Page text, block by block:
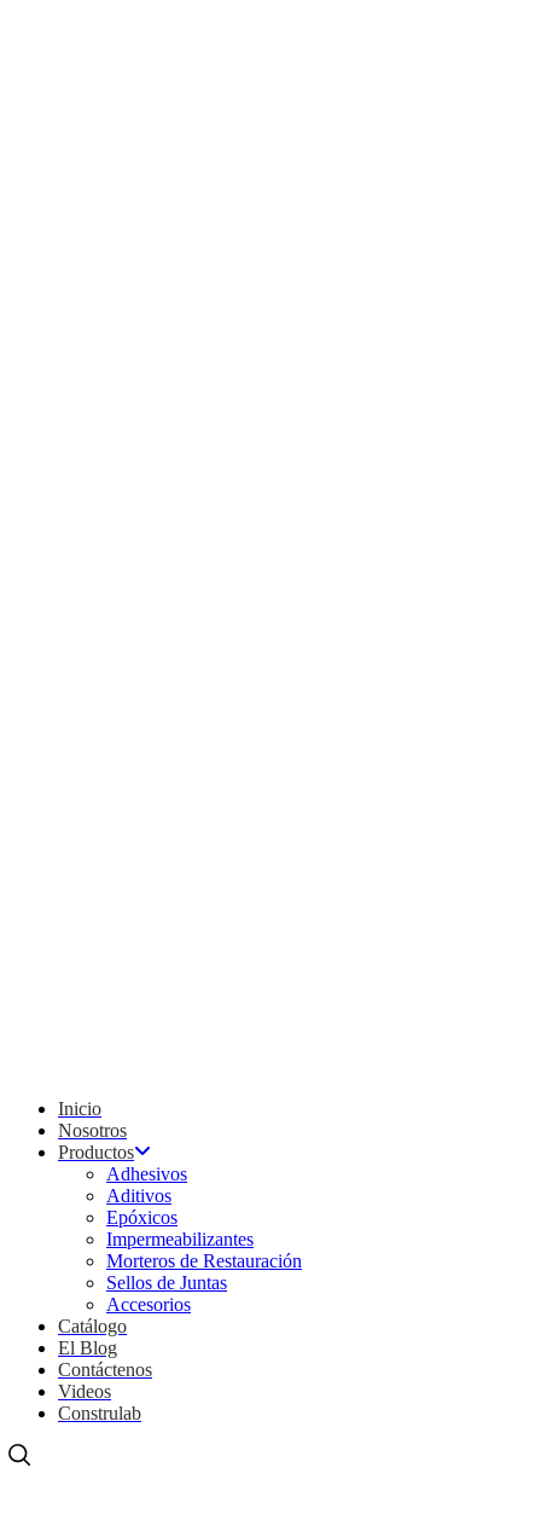
Inicio
Nosotros
Productos
Adhesivos
Aditivos
Epóxicos
Impermeabilizantes
Morteros de Restauración
Sellos de Juntas
Accesorios
Catálogo
El Blog
Contáctenos
Videos
Construlab